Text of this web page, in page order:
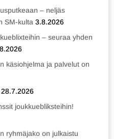
– neljäs
SM-kulta 3.8.2026
– seuraa yhden
käsiohjelma ja palvelut on
28.7.2026
joukkuebliksteihin!
ryhmäjako on julkaistu